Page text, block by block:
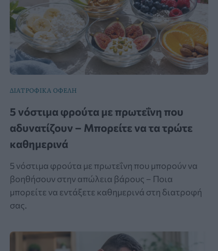
ΔΙΑΤΡΟΦΙΚΑ ΟΦΕΛΗ
5 νόστιμα φρούτα με πρωτεΐνη που
αδυνατίζουν – Μπορείτε να τα τρώτε
καθημερινά
5 νόστιμα φρούτα με πρωτεΐνη που μπορούν να
βοηθήσουν στην απώλεια βάρους – Ποια
μπορείτε να εντάξετε καθημερινά στη διατροφή
σας.